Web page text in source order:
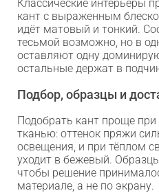
Классические интерьеры
кант с выраженным
идёт матовый и тонкий.
тесьмой возможно, но в
оставляют одну
остальные держат в
Подбор, образцы и
Подобрать кант проще
тканью: оттенок пряжи
освещения, и при тёплом
уходит в бежевый.
чтобы решение
материале, а не по экрану.